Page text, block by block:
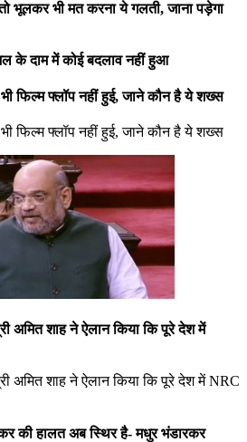
भूलकर भी मत करना ये गलती, जाना पड़ेगा
के दाम में कोई बदलाव नहीं हुआ
फिल्म फ्लॉप नहीं हुई, जाने कौन है ये शख्स
फिल्म फ्लॉप नहीं हुई, जाने कौन है ये शख्स
अमित शाह ने ऐलान किया कि पूरे देश में
अमित शाह ने ऐलान किया कि पूरे देश में NRC
की हालत अब स्थिर है- मधुर भंडारकर